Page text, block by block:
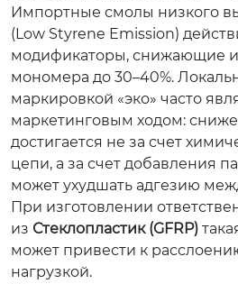
Импортные смолы низкого
(Low Styrene Emission)
модификаторы, снижающие
мономера до 30–40%.
маркировкой «эко» часто
маркетинговым ходом:
достигается не за счет
цепи, а за счет добавления
может ухудшать адгезию
При изготовлении
из Стеклопластик (GFRP)
может привести к
нагрузкой.